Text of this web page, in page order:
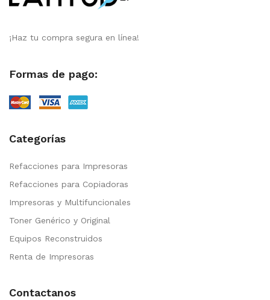
¡Haz tu compra segura en línea!
Formas de pago:
Categorías
Refacciones para Impresoras
Refacciones para Copiadoras
Impresoras y Multifuncionales
Toner Genérico y Original
Equipos Reconstruidos
Renta de Impresoras
Contactanos